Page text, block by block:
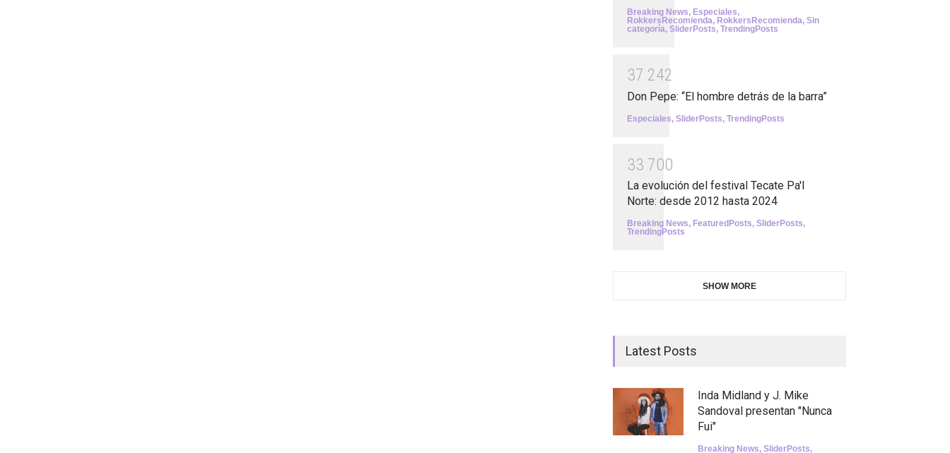
Breaking News, Especiales,
RokkersRecomienda, RokkersRecomienda, Sin
categoría, SliderPosts, TrendingPosts
37 242
Don Pepe: “El hombre detrás de la barra”
Especiales, SliderPosts, TrendingPosts
33 700
La evolución del festival Tecate Pa'l
Norte: desde 2012 hasta 2024
Breaking News, FeaturedPosts, SliderPosts,
TrendingPosts
SHOW MORE
Latest Posts
Inda Midland y J. Mike
Sandoval presentan "Nunca
Fui"
Breaking News, SliderPosts,